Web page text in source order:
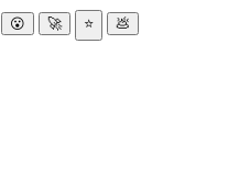
😮 🚀 ⭐ 💩